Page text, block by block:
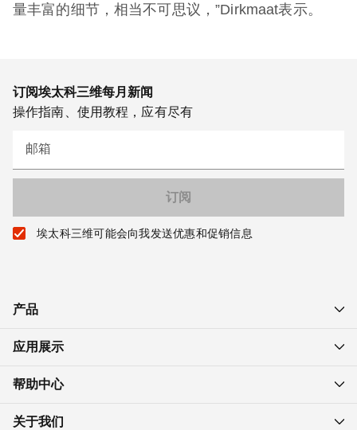
量丰富的细节，相当不可思议，”Dirkmaat表示。
订阅埃太科三维每月新闻
操作指南、使用教程，应有尽有
邮箱
埃太科三维可能会向我发送优惠和促销信息
产品
应用展示
帮助中心
关于我们